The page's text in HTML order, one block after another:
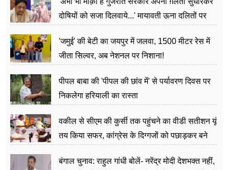
दोषियों को सजा दिलवाये...' मायावती ऊना दलितों पर
'जमुई' की बेटी का जयपुर में जलवा, 1500 मीटर रेस में
जीता सिल्वर, अब नेशनल पर निशाना!
पीपल बाबा की 'पीपल की छांव में' से पर्यावरण दिवस पर
निकलेगा हरियाली का रास्ता
वकील से सीएम की कुर्सी तक पहुंचने का वीडी सतीशन यूं
तय किया सफर, कांग्रेस के दिग्गजों को पछाड़कर बने
बंगाल चुनाव: राहुल गांधी बोलें- नरेंद्र मोदी देशभक्त नहीं,